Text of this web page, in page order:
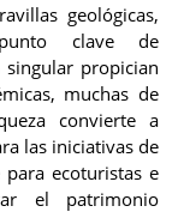
geológicas,
clave de
propician
muchas de
convierte a
las iniciativas de
ecoturistas e
el patrimonio